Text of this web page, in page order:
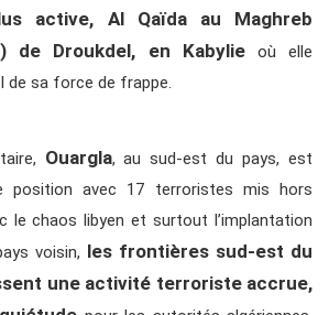
active, Al Qaïda au Maghreb
de Droukdel, en Kabylie où elle
de sa force de frappe.
Ouargla, au sud-est du pays, est
position avec 17 terroristes mis hors
le chaos libyen et surtout l’implantation
voisin, les frontières sud-est du
une activité terroriste accrue,